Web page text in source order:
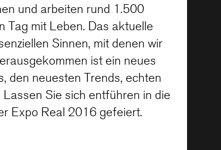
und arbeiten rund 1.500
Tag mit Leben. Das aktuelle
Sinnen, mit denen wir
ist ein neues
den neuesten Trends, echten
Sie sich entführen in die
Expo Real 2016 gefeiert.